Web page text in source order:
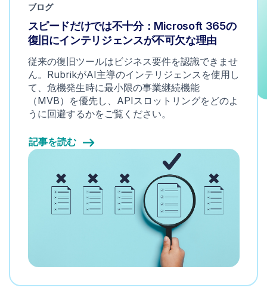
ブログ
スピードだけでは不十分：Microsoft 365の
復旧にインテリジェンスが不可欠な理由
従来の復旧ツールはビジネス要件を認識できませ
ん。RubrikがAI主導のインテリジェンスを使用し
て、危機発生時に最小限の事業継続機能
（MVB）を優先し、APIスロットリングをどのよ
うに回避するかをご覧ください。
記事を読む